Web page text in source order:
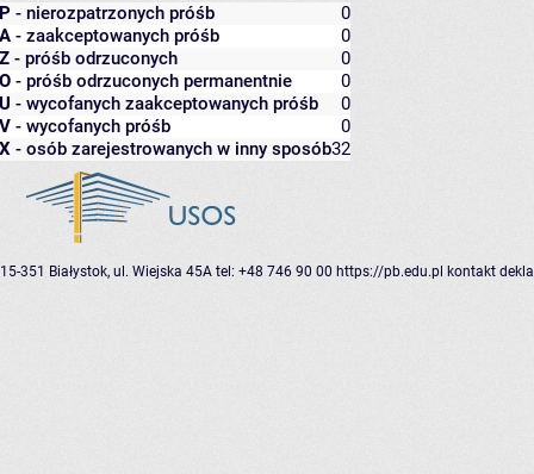
P - nierozpatrzonych próśb
0
A - zaakceptowanych próśb
0
Z - próśb odrzuconych
0
O - próśb odrzuconych permanentnie
0
U - wycofanych zaakceptowanych próśb
0
V - wycofanych próśb
0
X - osób zarejestrowanych w inny sposób32
15-351 Białystok, ul. Wiejska 45A tel: +48 746 90 00 https://pb.edu.pl kontakt